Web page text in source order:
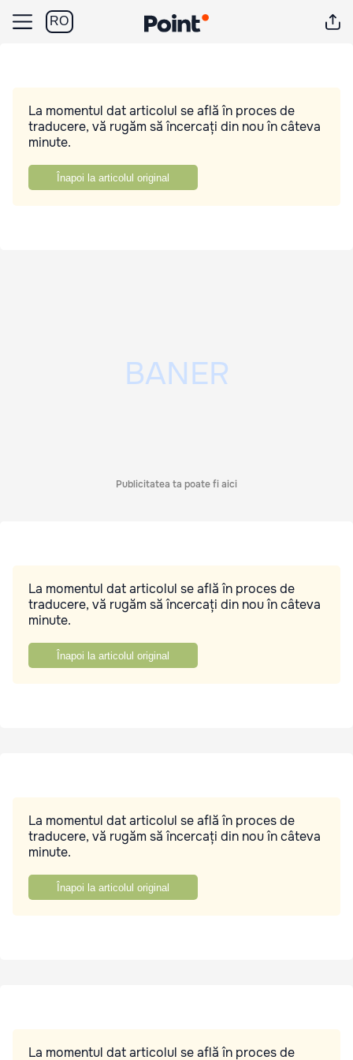
RO
La momentul dat articolul se află în proces de
traducere, vă rugăm să încercați din nou în câteva
minute.
Înapoi la articolul original
Publicitatea ta poate fi aici
La momentul dat articolul se află în proces de
traducere, vă rugăm să încercați din nou în câteva
minute.
Înapoi la articolul original
La momentul dat articolul se află în proces de
traducere, vă rugăm să încercați din nou în câteva
minute.
Înapoi la articolul original
La momentul dat articolul se află în proces de